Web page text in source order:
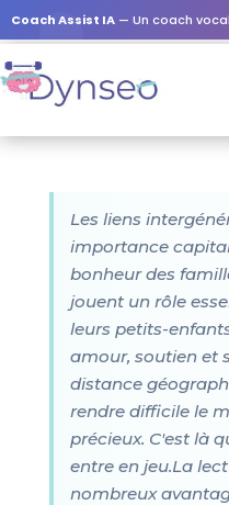
Coach Assist IA — Un coach vocal qui
Les liens
importance
bonheur des
jouent un rôle
leurs petits-
amour, soutien et
distance
rendre difficile le
précieux. C'est là
entre en jeu.La
nombreux